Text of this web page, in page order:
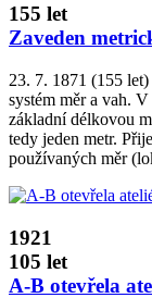
155 let
Zaveden
23. 7. 1871 (155
systém měr a vah.
základní délkovou
tedy jeden metr.
používaných měr
1921
105 let
A­‑B otevřela